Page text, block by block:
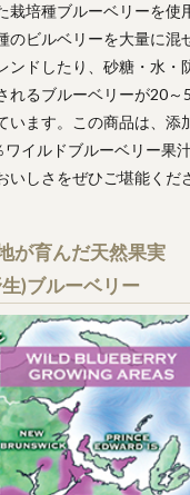
栽培種ブルーベリーを使
のビルベリーを大量に混
ンドしたり、砂糖・水・
れるブルーベリーが20
います。この商品は、添
イルドブルーベリー果
いしさをぜひご堪能くだ
が育んだ天然果実
)ブルーベリー